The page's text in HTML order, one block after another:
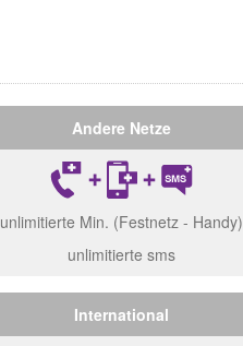
Andere Netze
unlimitierte Min. (Festnetz - Handy)
unlimitierte sms
International